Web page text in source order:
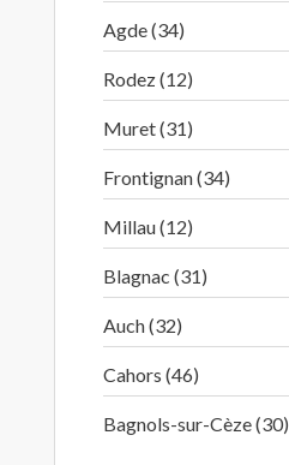
Agde (34)
Rodez (12)
Muret (31)
Frontignan (34)
Millau (12)
Blagnac (31)
Auch (32)
Cahors (46)
Bagnols-sur-Cèze (30)